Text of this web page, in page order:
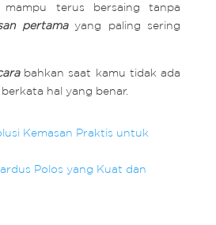
mampu terus bersaing tanpa
pertamayang paling sering
bahkan saat kamu tidak ada
hal yang benar.
Kemasan Praktis untuk
Polos yang Kuat dan